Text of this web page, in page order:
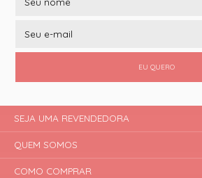
EU QUERO
SEJA UMA REVENDEDORA
QUEM SOMOS
COMO COMPRAR